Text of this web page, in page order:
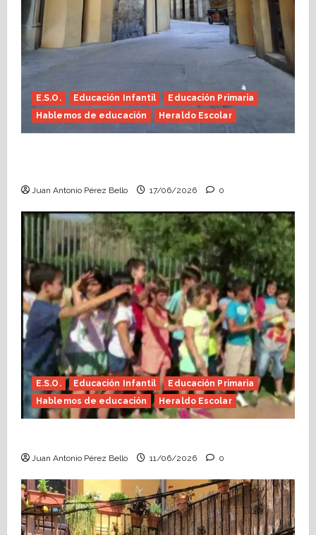
E.S.O. Educación Infantil
Educación Primaria
Hablemos de educación
Heraldo Escolar
Juan Antonio Pérez Bello 17/06/2026 0
E.S.O. Educación Infantil
Educación Primaria
Hablemos de educación
Heraldo Escolar
Juan Antonio Pérez Bello 11/06/2026 0